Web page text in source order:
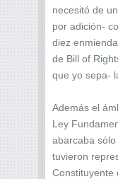
necesitó de
por adición-
diez
de Bill of
que yo sepa-
Además el
Ley
abarcaba
tuvieron
Constituyente